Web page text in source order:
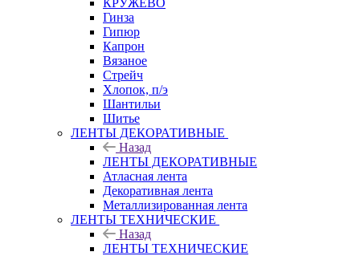
КРУЖЕВО
Гинза
Гипюр
Капрон
Вязаное
Стрейч
Хлопок, п/э
Шантильи
Шитье
ЛЕНТЫ ДЕКОРАТИВНЫЕ
Назад
ЛЕНТЫ ДЕКОРАТИВНЫЕ
Атласная лента
Декоративная лента
Металлизированная лента
ЛЕНТЫ ТЕХНИЧЕСКИЕ
Назад
ЛЕНТЫ ТЕХНИЧЕСКИЕ